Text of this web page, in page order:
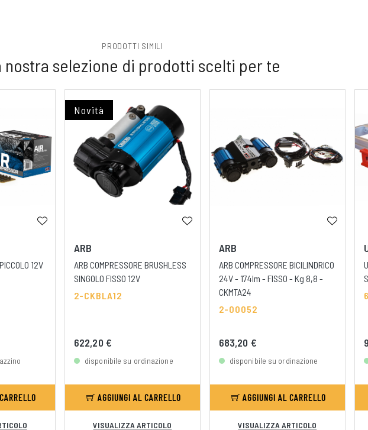
PRODOTTI SIMILI
nostra selezione di prodotti scelti per te
12V
Novità
ARB
ARB COMPRESSORE BRUSHLESS
SINGOLO FISSO 12V
2-CKBLA12
622,20 €
disponibile su ordinazione
AGGIUNGI AL CARRELLO
VISUALIZZA ARTICOLO
ARB
ARB COMPRESSORE BICILINDRICO
24V - 174lm - FISSO - Kg 8,8 -
CKMTA24
2-00052
683,20 €
disponibile su ordinazione
AGGIUNGI AL CARRELLO
VISUALIZZA ARTICOLO